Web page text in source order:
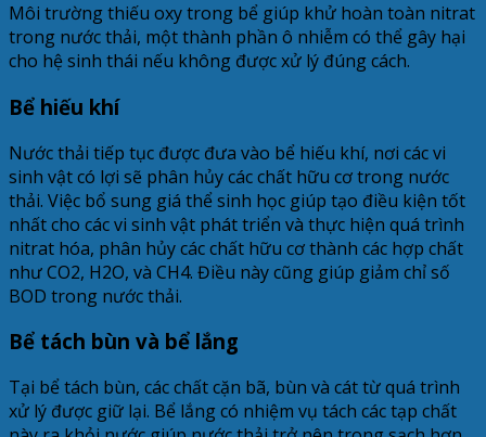
Môi trường thiếu oxy trong bể giúp khử hoàn toàn nitrat
trong nước thải, một thành phần ô nhiễm có thể gây hại
cho hệ sinh thái nếu không được xử lý đúng cách.
Bể hiếu khí
Nước thải tiếp tục được đưa vào bể hiếu khí, nơi các vi
sinh vật có lợi sẽ phân hủy các chất hữu cơ trong nước
thải. Việc bổ sung giá thể sinh học giúp tạo điều kiện tốt
nhất cho các vi sinh vật phát triển và thực hiện quá trình
nitrat hóa, phân hủy các chất hữu cơ thành các hợp chất
như CO2, H2O, và CH4. Điều này cũng giúp giảm chỉ số
BOD trong nước thải.
Bể tách bùn và bể lắng
Tại bể tách bùn, các chất cặn bã, bùn và cát từ quá trình
xử lý được giữ lại. Bể lắng có nhiệm vụ tách các tạp chất